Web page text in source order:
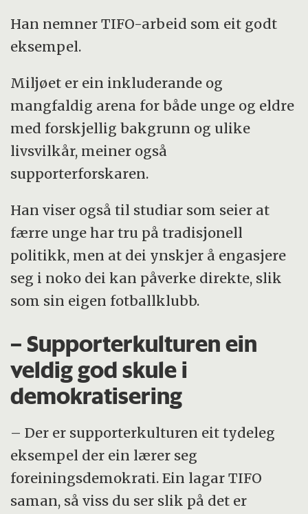
Han nemner TIFO-arbeid som eit godt
eksempel.
Miljøet er ein inkluderande og
mangfaldig arena for både unge og eldre
med forskjellig bakgrunn og ulike
livsvilkår, meiner også
supporterforskaren.
Han viser også til studiar som seier at
færre unge har tru på tradisjonell
politikk, men at dei ynskjer å engasjere
seg i noko dei kan påverke direkte, slik
som sin eigen fotballklubb.
– Supporterkulturen ein
veldig god skule i
demokratisering
– Der er supporterkulturen eit tydeleg
eksempel der ein lærer seg
foreiningsdemokrati. Ein lagar TIFO
saman, så viss du ser slik på det er